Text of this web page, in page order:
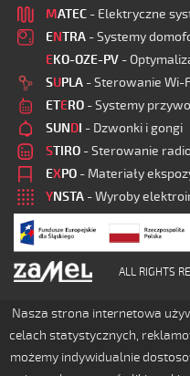
MATEC - Elektryczne
ENTRA - Systemy
EKO-OZE-PV -
SUPLA - Sterowanie Wi-
ETERO - Systemy
SUNDI - Dzwonki i gongi
STIRO - Sterowanie
EXPO - Materiały
YNSTA - Wyroby
ALL RIGHTS
Nasza strona internetowa
celach statystycznych,
możemy indywidualnie